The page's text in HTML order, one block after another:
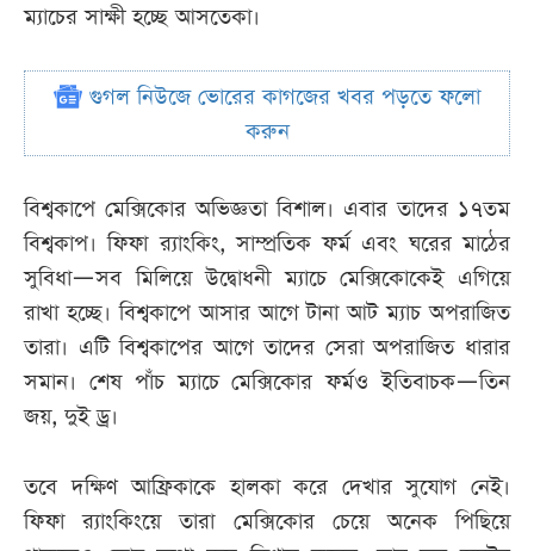
ম্যাচের সাক্ষী হচ্ছে আসতেকা।
গুগল নিউজে ভোরের কাগজের খবর পড়তে ফলো
করুন
বিশ্বকাপে মেক্সিকোর অভিজ্ঞতা বিশাল। এবার তাদের ১৭তম
বিশ্বকাপ। ফিফা র‍্যাংকিং, সাম্প্রতিক ফর্ম এবং ঘরের মাঠের
সুবিধা—সব মিলিয়ে উদ্বোধনী ম্যাচে মেক্সিকোকেই এগিয়ে
রাখা হচ্ছে। বিশ্বকাপে আসার আগে টানা আট ম্যাচ অপরাজিত
তারা। এটি বিশ্বকাপের আগে তাদের সেরা অপরাজিত ধারার
সমান। শেষ পাঁচ ম্যাচে মেক্সিকোর ফর্মও ইতিবাচক—তিন
জয়, দুই ড্র।
তবে দক্ষিণ আফ্রিকাকে হালকা করে দেখার সুযোগ নেই।
ফিফা র‍্যাংকিংয়ে তারা মেক্সিকোর চেয়ে অনেক পিছিয়ে